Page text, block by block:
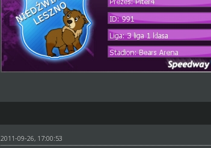
2011-09-26, 17:00:53